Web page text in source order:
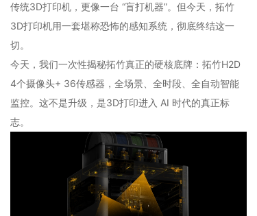
传统3D打印机，更像一台 “盲打机器”。但今天，拓竹
3D打印机用一套堪称恐怖的感知系统，彻底终结这一
切。
今天，我们一次性揭秘拓竹真正的硬核底牌：拓竹H2D
4个摄像头+ 36传感器，全场景、全时段、全自动智能
监控。这不是升级，是3D打印进入 AI 时代的真正标
志。